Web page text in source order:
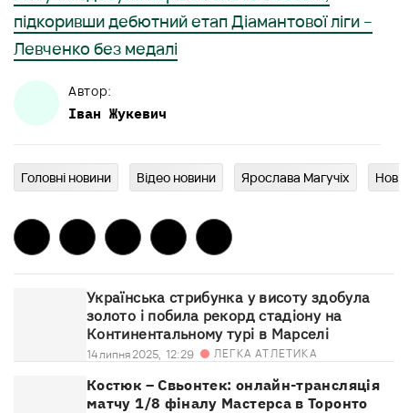
підкоривши дебютний етап Діамантової ліги –
Левченко без медалі
Автор:
Іван Жукевич
Головні новини Відео новини Ярослава Магучіх
Українська стрибунка у висоту здобула
золото і побила рекорд стадіону на
Континентальному турі в Марселі
14 липня 2025, 12:29 ЛЕГКА АТЛЕТИКА
Костюк – Свьонтек: онлайн-трансляція
матчу 1/8 фіналу Мастерса в Торонто